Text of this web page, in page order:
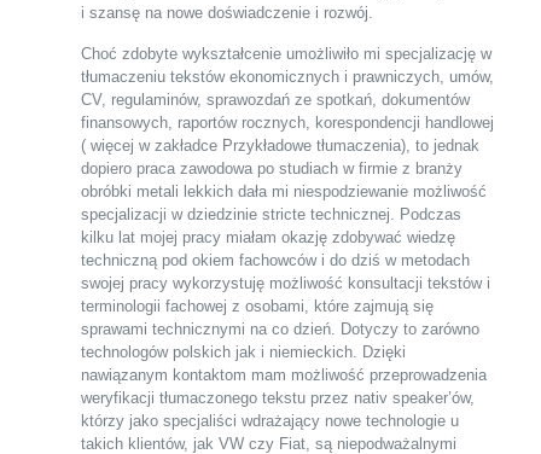
i szansę na nowe doświadczenie i rozwój.
Choć zdobyte wykształcenie umożliwiło mi specjalizację w
tłumaczeniu tekstów ekonomicznych i prawniczych, umów,
CV, regulaminów, sprawozdań ze spotkań, dokumentów
finansowych, raportów rocznych, korespondencji handlowej
( więcej w zakładce Przykładowe tłumaczenia), to jednak
dopiero praca zawodowa po studiach w firmie z branży
obróbki metali lekkich dała mi niespodziewanie możliwość
specjalizacji w dziedzinie stricte technicznej. Podczas
kilku lat mojej pracy miałam okazję zdobywać wiedzę
techniczną pod okiem fachowców i do dziś w metodach
swojej pracy wykorzystuję możliwość konsultacji tekstów i
terminologii fachowej z osobami, które zajmują się
sprawami technicznymi na co dzień. Dotyczy to zarówno
technologów polskich jak i niemieckich. Dzięki
nawiązanym kontaktom mam możliwość przeprowadzenia
weryfikacji tłumaczonego tekstu przez nativ speaker’ów,
którzy jako specjaliści wdrażający nowe technologie u
takich klientów, jak VW czy Fiat, są niepodważalnymi